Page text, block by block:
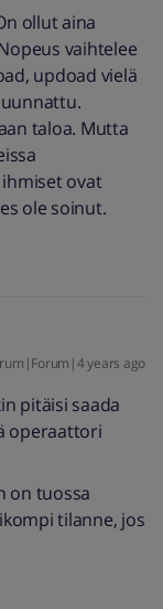
ollut aina
vaihtelee
updoad vielä
taloa. Mutta
ovat
ole soinut.
years ago
pitäisi saada
operaattori
on tuossa
tilanne, jos